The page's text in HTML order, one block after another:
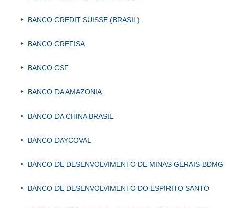
BANCO CREDIT SUISSE (BRASIL)
BANCO CREFISA
BANCO CSF
BANCO DA AMAZONIA
BANCO DA CHINA BRASIL
BANCO DAYCOVAL
BANCO DE DESENVOLVIMENTO DE MINAS GERAIS-BDMG
BANCO DE DESENVOLVIMENTO DO ESPIRITO SANTO